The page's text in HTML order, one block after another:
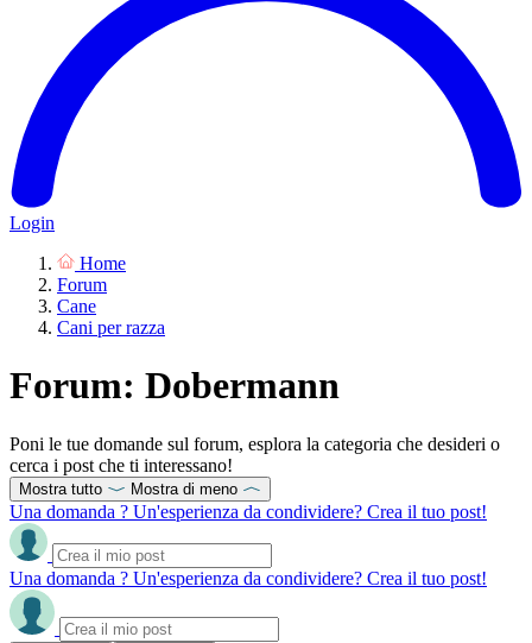
Login
Home
Forum
Cane
Cani per razza
Forum: Dobermann
Poni le tue domande sul forum, esplora la categoria che desideri o
cerca i post che ti interessano!
Mostra tutto Mostra di meno
Una domanda ? Un'esperienza da condividere? Crea il tuo post!
Una domanda ? Un'esperienza da condividere? Crea il tuo post!